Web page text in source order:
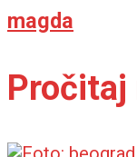
magda
Pročitaj